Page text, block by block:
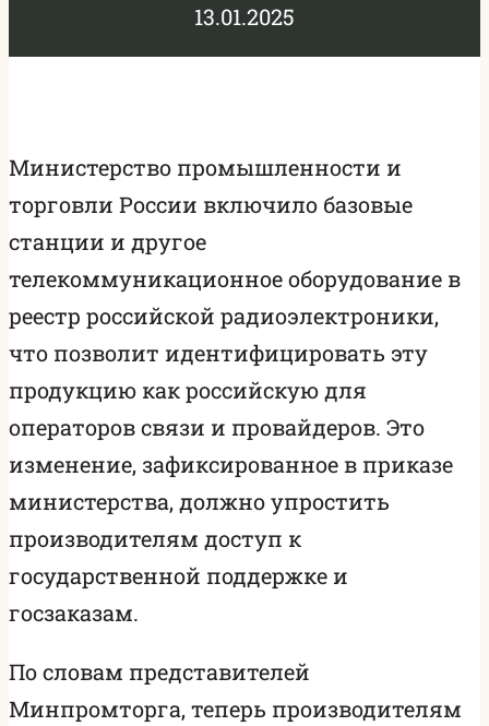
13.01.2025
Министерство промышленности и
торговли России включило базовые
станции и другое
телекоммуникационное оборудование в
реестр российской радиоэлектроники,
что позволит идентифицировать эту
продукцию как российскую для
операторов связи и провайдеров. Это
изменение, зафиксированное в приказе
министерства, должно упростить
производителям доступ к
государственной поддержке и
госзаказам.
По словам представителей
Минпромторга, теперь производителям